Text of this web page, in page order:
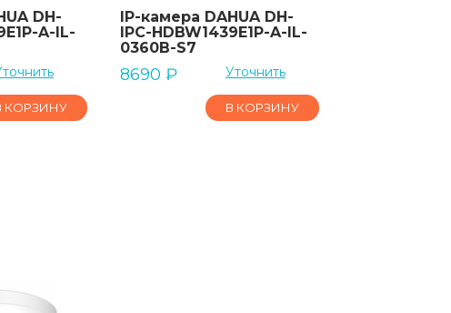
DH-
A-IL-
КОРЗИНУ
IP-камера DAHUA DH-
IPC-HDBW1439E1P-A-IL-
0360B-S7
8690 ₽ Уточнить
В КОРЗИНУ